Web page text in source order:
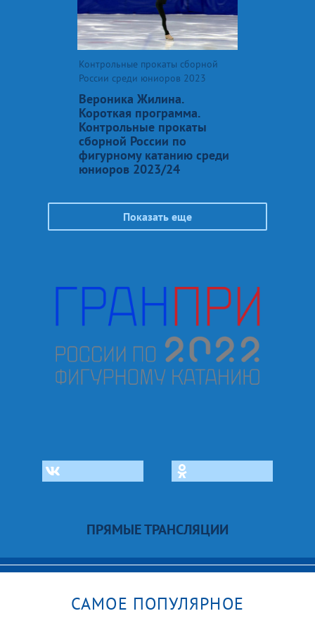
Контрольные прокаты сборной
России среди юниоров 2023
Вероника Жилина.
Короткая программа.
Контрольные прокаты
сборной России по
фигурному катанию среди
юниоров 2023/24
Показать еще
ПРЯМЫЕ ТРАНСЛЯЦИИ
САМОЕ ПОПУЛЯРНОЕ